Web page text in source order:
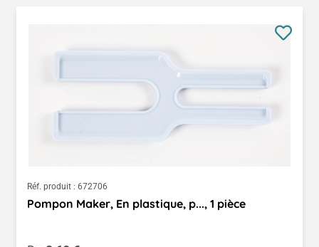
Réf. produit : 672706
Pompon Maker, En plastique, p..., 1 pièce